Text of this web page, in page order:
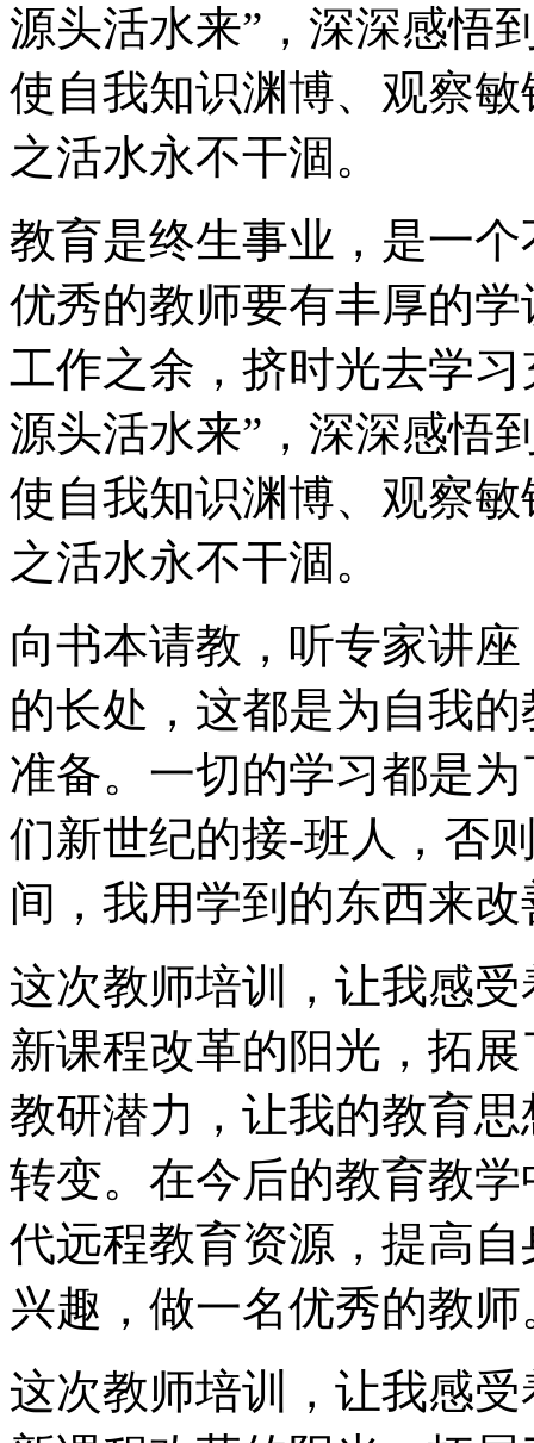
源头活水来”，深深感悟
使自我知识渊博、观察
之活水永不干涸。
教育是终生事业，是一
优秀的教师要有丰厚的
工作之余，挤时光去学
源头活水来”，深深感悟
使自我知识渊博、观察
之活水永不干涸。
向书本请教，听专家讲
的长处，这都是为自我
准备。一切的学习都是
们新世纪的接-班人，否
间，我用学到的东西来
这次教师培训，让我感
新课程改革的阳光，拓
教研潜力，让我的教育
转变。在今后的教育教
代远程教育资源，提高
兴趣，做一名优秀的教师
这次教师培训，让我感